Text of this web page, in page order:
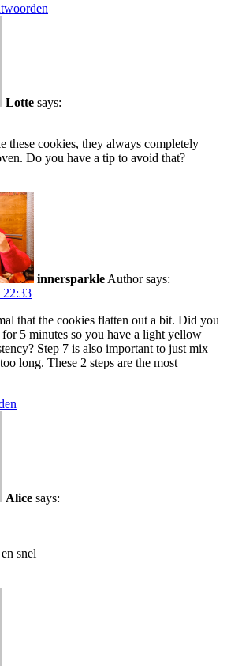
Lotte says:
these cookies, they always completely
Do you have a tip to avoid that?
innersparkle Author says:
22:33
that the cookies flatten out a bit. Did you
for 5 minutes so you have a light yellow
Step 7 is also important to just mix
long. These 2 steps are the most
Alice says:
snel